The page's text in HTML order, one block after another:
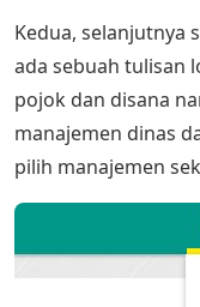
Kedua, selanjutnya
ada sebuah tulisan
pojok dan disana
manajemen dinas
pilih manajemen